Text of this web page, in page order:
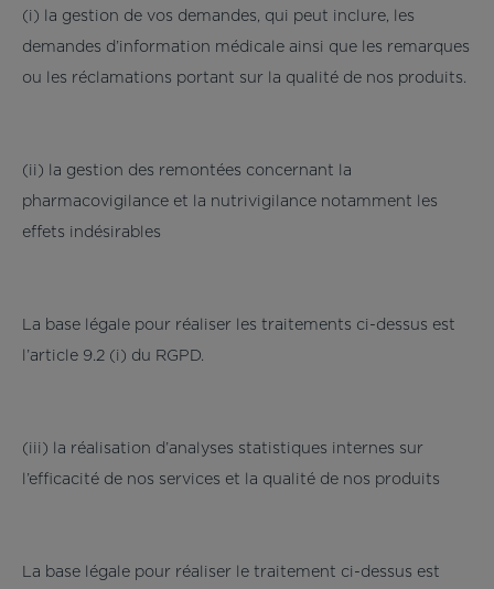
(i) la gestion de vos demandes, qui peut inclure, les
demandes d’information médicale ainsi que les remarques
ou les réclamations portant sur la qualité de nos produits.
(ii) la gestion des remontées concernant la
pharmacovigilance et la nutrivigilance notamment les
effets indésirables
La base légale pour réaliser les traitements ci-dessus est
l’article 9.2 (i) du RGPD.
(iii) la réalisation d’analyses statistiques internes sur
l’efficacité de nos services et la qualité de nos produits
La base légale pour réaliser le traitement ci-dessus est